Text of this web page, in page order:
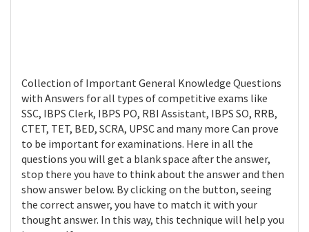
Collection of Important General Knowledge Questions
with Answers for all types of competitive exams like
SSC, IBPS Clerk, IBPS PO, RBI Assistant, IBPS SO, RRB,
CTET, TET, BED, SCRA, UPSC and many more Can prove
to be important for examinations. Here in all the
questions you will get a blank space after the answer,
stop there you have to think about the answer and then
show answer below. By clicking on the button, seeing
the correct answer, you have to match it with your
thought answer. In this way, this technique will help you